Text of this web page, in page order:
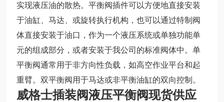
实现液压油的散热。平衡阀插件可以方便地直接安装
于油缸、马达、或旋转执行机构，也可以通过特制阀
体直接安装于油口，作为一个液压系统或单独功能单
元的组成部分，或者安装于我公司的标准阀体中。单
平衡阀通常用于非方向性负载，如高空作业平台和起
重臂。双平衡阀用于马达或非平衡油缸的双向控制。
威格士插装阀液压平衡阀现货供应